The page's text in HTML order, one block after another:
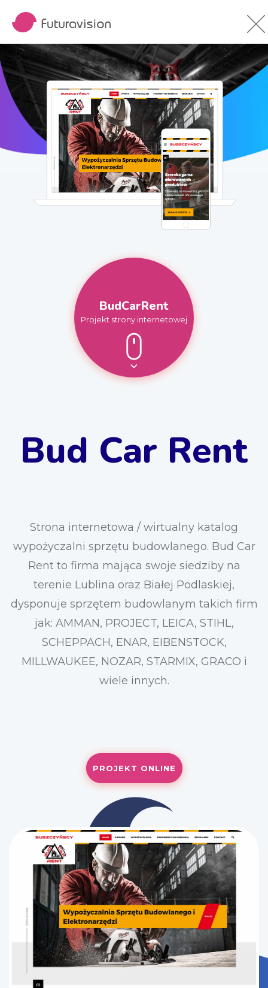
BudCarRent
Projekt strony internetowej
Bud Car Rent
Strona internetowa / wirtualny katalog
wypożyczalni sprzętu budowlanego. Bud Car
Rent to firma mająca swoje siedziby na
terenie Lublina oraz Białej Podlaskiej,
dysponuje sprzętem budowlanym takich firm
jak: AMMAN, PROJECT, LEICA, STIHL,
SCHEPPACH, ENAR, EIBENSTOCK,
MILLWAUKEE, NOZAR, STARMIX, GRACO i
wiele innych.
PROJEKT ONLINE